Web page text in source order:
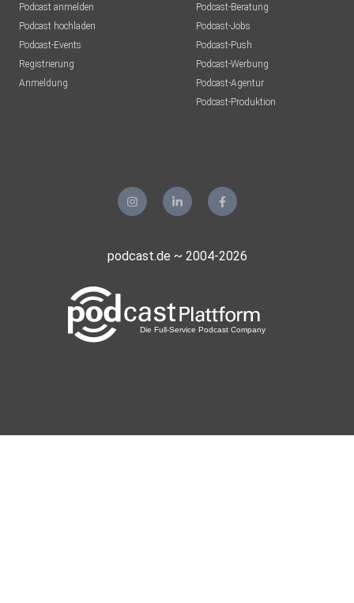
Podcast anmelden
Podcast hochladen
Podcast-Events
Registrierung
Anmeldung
Podcast-Beratung
Podcast-Jobs
Podcast-Push
Podcast-Werbung
Podcast-Agentur
Podcast-Produktion
podcast.de ~ 2004-2026